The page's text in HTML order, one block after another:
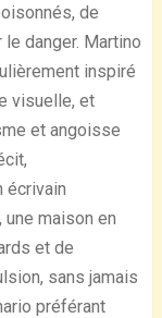
de
danger. Martino
inspiré
visuelle, et
et angoisse
écrivain
maison en
et de
sans jamais
préférant